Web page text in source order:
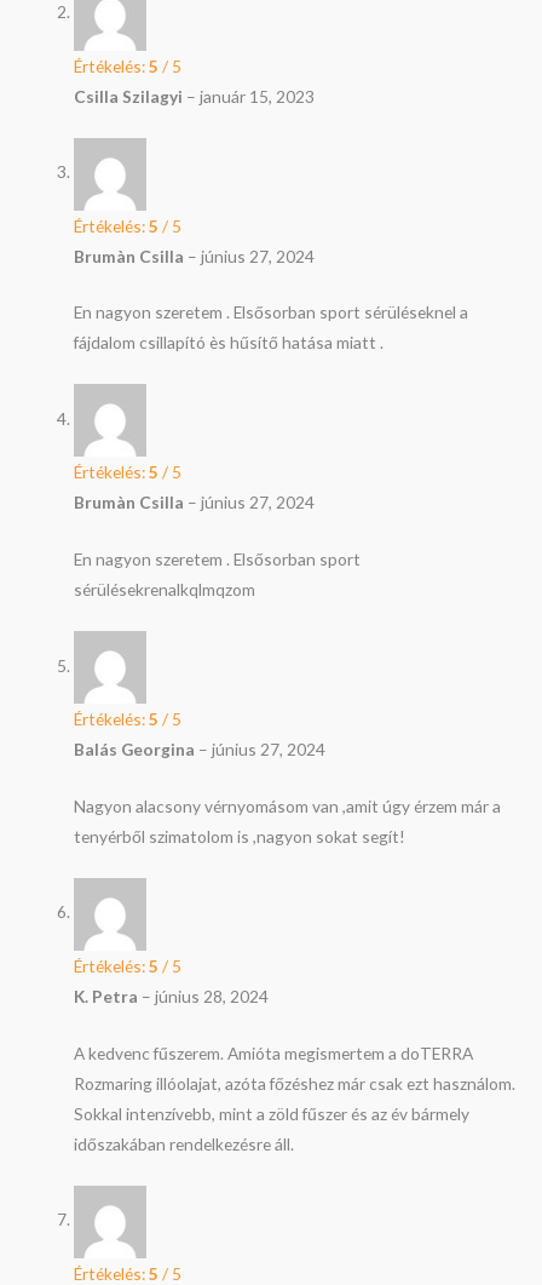
Értékelés:5 / 5
Csilla Szilagyi – január 15, 2023
Értékelés:5 / 5
Brumàn Csilla – június 27, 2024
En nagyon szeretem . Elsősorban sport sérüléseknel a
fájdalom csillapító ès hűsítő hatása miatt .
Értékelés:5 / 5
Brumàn Csilla – június 27, 2024
En nagyon szeretem . Elsősorban sport
sérülésekrenalkqlmqzom
Értékelés:5 / 5
Balás Georgina – június 27, 2024
Nagyon alacsony vérnyomásom van ,amit úgy érzem már a
tenyérből szimatolom is ,nagyon sokat segít!
Értékelés:5 / 5
K. Petra – június 28, 2024
A kedvenc fűszerem. Amióta megismertem a doTERRA
Rozmaring illóolajat, azóta főzéshez már csak ezt használom.
Sokkal intenzívebb, mint a zöld fűszer és az év bármely
időszakában rendelkezésre áll.
Értékelés:5 / 5